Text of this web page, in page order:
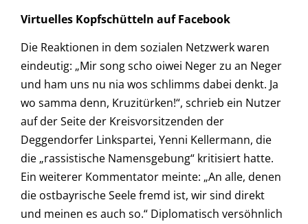
Virtuelles Kopfschütteln auf Facebook
Die Reaktionen in dem sozialen Netzwerk waren
eindeutig: „Mir song scho oiwei Neger zu an Neger
und ham uns nu nia wos schlimms dabei denkt. Ja
wo samma denn, Kruzitürken!“, schrieb ein Nutzer
auf der Seite der Kreisvorsitzenden der
Deggendorfer Linkspartei, Yenni Kellermann, die
die „rassistische Namensgebung“ kritisiert hatte.
Ein weiterer Kommentator meinte: „An alle, denen
die ostbayrische Seele fremd ist, wir sind direkt
und meinen es auch so.“ Diplomatisch versöhnlich